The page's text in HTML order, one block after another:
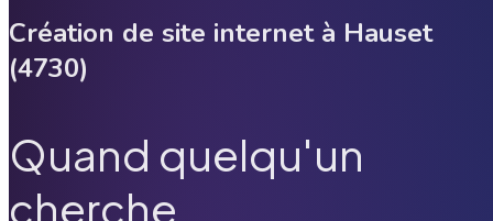
Création de site internet à Hauset
(4730)
Quand quelqu'un
cherche